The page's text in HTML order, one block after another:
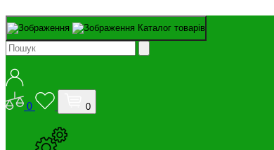
Каталог товарів
0 0